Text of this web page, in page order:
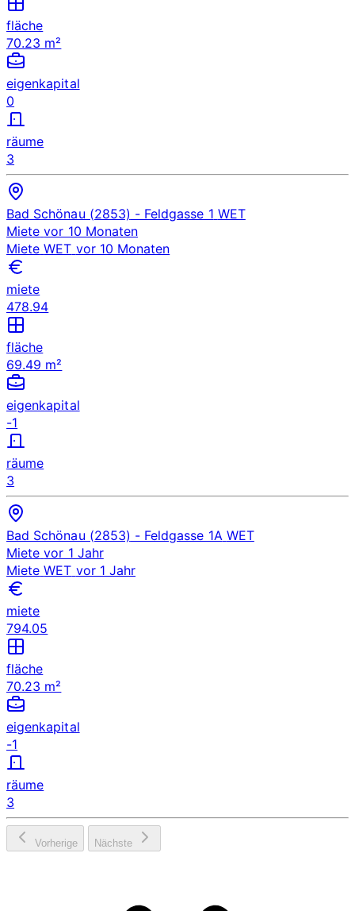
fläche
70.23 m²
eigenkapital
0
räume
3
Bad Schönau (2853) - Feldgasse 1 WET
Miete vor 10 Monaten
Miete WET vor 10 Monaten
miete
478.94
fläche
69.49 m²
eigenkapital
-1
räume
3
Bad Schönau (2853) - Feldgasse 1A WET
Miete vor 1 Jahr
Miete WET vor 1 Jahr
miete
794.05
fläche
70.23 m²
eigenkapital
-1
räume
3
Vorherige Nächste